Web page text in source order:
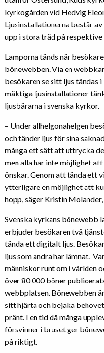
kyrkogården vid Hedvig
Ljusinstallationerna består
upp i stora träd på
Lamporna tänds när
bönewebben. Via en
besökaren se sitt ljus tändas
mäktiga ljusinstallationer
ljusbärarna i svenska kyrkor.
– Under allhelgonahelgen
och tänder ljus för sina
många ett sätt att uttrycka
men alla har inte möjlighet
önskar. Genom att tända ett
ytterligare en möjlighet att
hopp, säger Kristin
Svenska kyrkans bönewebb
erbjuder besökaren två
tända ett digitalt ljus.
ljus som andra har lämnat.
människor runt om i världen
över 80 000 böner
webbplatsen. Bönewebben
sitt hjärta och bejaka
pränt. I en tid då många
försvinner i bruset ger
på riktigt.